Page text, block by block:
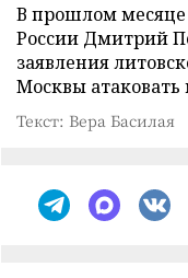
В прошлом месяце
России Дмитрий
заявления
Москвы
Текст: Вера Басилая